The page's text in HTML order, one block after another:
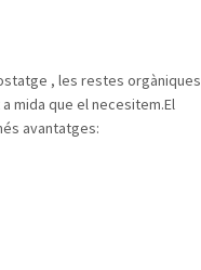
, les restes orgàniques
mida que el necesitem.El
avantatges: